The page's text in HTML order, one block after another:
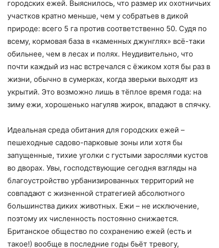
городских ежей. Выяснилось, что размер их охотничьих
участков кратно меньше, чем у собратьев в дикой
природе: всего 5 га против соответственно 50. Судя по
всему, кормовая база в «каменных джунглях» всё-таки
обильнее, чем в лесах и полях. Неудивительно, что
почти каждый из нас встречался с ёжиком хотя бы раз в
жизни, обычно в сумерках, когда зверьки выходят из
укрытий. Это возможно лишь в тёплое время года: на
зиму ежи, хорошенько нагуляв жирок, впадают в спячку.
Идеальная среда обитания для городских ежей –
пешеходные садово-парковые зоны или хотя бы
запущенные, тихие уголки с густыми зарослями кустов
во дворах. Увы, господствующие сегодня взгляды на
благоустройство урбанизированных территорий не
совпадают с жизненной стратегией абсолютного
большинства диких животных. Ежи – не исключение,
поэтому их численность постоянно снижается.
Британское общество по сохранению ежей (есть и
такое!) вообще в последние годы бьёт тревогу,